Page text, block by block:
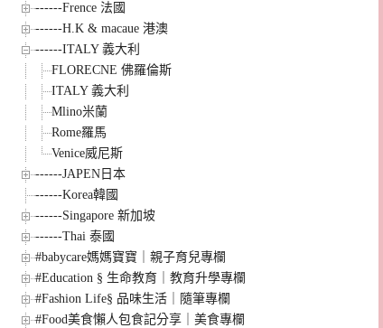
------Frence 法國
------H.K & macaue 港澳
------ITALY 義大利
FLORECNE 佛羅倫斯
ITALY 義大利
Mlino米蘭
Rome羅馬
Venice威尼斯
------JAPEN日本
------Korea韓國
------Singapore 新加坡
------Thai 泰國
#babycare媽媽寶寶｜親子育兒專欄
#Education § 生命教育｜教育升學專欄
#Fashion Life§ 品味生活｜隨筆專欄
#Food美食懶人包食記分享｜美食專欄